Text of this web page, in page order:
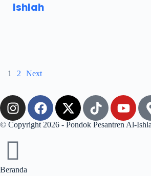
Ishlah
1 2 Next
© Copyright 2026 - Pondok Pesantren Al-
Beranda